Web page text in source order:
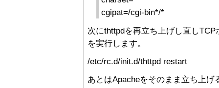
cgipat=/cgi-bin*/*
次にthttpdを再立ち上げし直し
を実行します。
/etc/rc.d/init.d/thttpd restart
あとはApacheをそのまま立ち上